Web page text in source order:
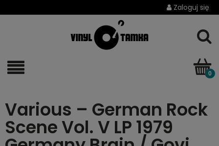
Zaloguj się
Various – German Rock
Scene Vol. V LP 1979